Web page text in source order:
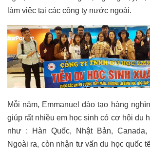
làm việc tại các công ty nước ngoài.
Mỗi năm, Emmanuel đào tạo hàng
giúp rất nhiều em học sinh có cơ hội du
như : Hàn Quốc, Nhật Bản,
Ngoài ra, còn nhận tư vấn du học quốc